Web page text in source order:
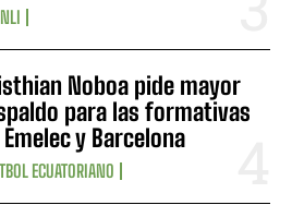
Noboa pide mayor
para las formativas
y Barcelona
ECUATORIANO